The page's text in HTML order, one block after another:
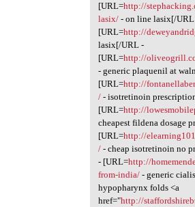
[URL=http://
lasix/- on line lasix[/URL
[URL=http://
lasix[/URL -
[URL=http://
- generic plaquenil at
[URL=http://
/- isotretinoin
[URL=http://
cheapest fildena dosage
[URL=http://
/- cheap isotretinoin no
- [URL=http://
from-india/- generic
hypopharynx folds <a
href="http://